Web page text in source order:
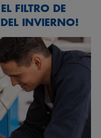
FILTRO DE
INVIERNO!